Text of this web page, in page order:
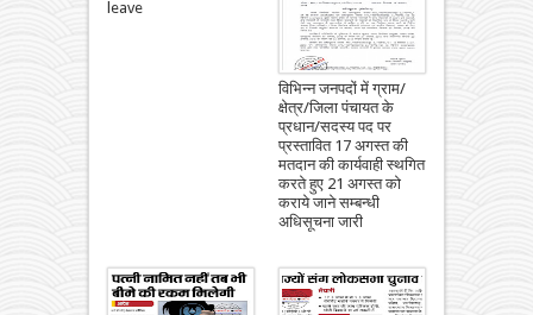
leave
विभिन्न जनपदों में ग्राम/
क्षेत्र/जिला पंचायत के
प्रधान/सदस्य पद पर
प्रस्तावित 17 अगस्त की
मतदान की कार्यवाही स्थगित
करते हुए 21 अगस्त को
कराये जाने सम्बन्धी
अधिसूचना जारी